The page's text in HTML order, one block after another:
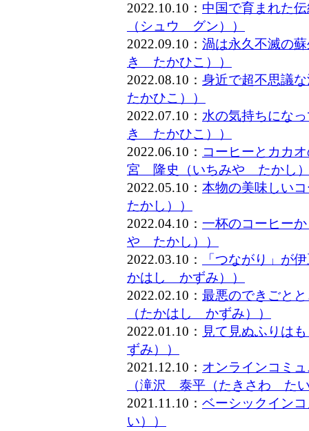
2022.10.10： 中国で育まれた
（シュウ グン））
2022.09.10： 渦は永久不滅の
き たかひこ））
2022.08.10： 身近で超不思議
たかひこ））
2022.07.10： 水の気持ちにな
き たかひこ））
2022.06.10： コーヒーとカカ
宮 隆史（いちみや たかし
2022.05.10： 本物の美味しい
たかし））
2022.04.10： 一杯のコーヒー
や たかし））
2022.03.10：
「つながり」が
かはし かずみ））
2022.02.10： 最悪のできごと
（たかはし かずみ））
2022.01.10： 見て見ぬふりは
ずみ））
2021.12.10： オンラインコミ
（滝沢 泰平（たきさわ た
2021.11.10： ベーシックイン
い））